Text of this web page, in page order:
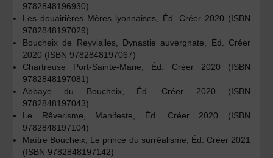
9782848196930)
Les douairières Mères lyonnaises, Éd. Créer 2020 (ISBN
9782848197029)
Boucheix de Reyvialles, Dynastie auvergnate, Éd. Créer
2020 (ISBN 9782848197067)
Chartreuse Port-Sainte-Marie, Éd. Créer 2020 (ISBN
9782848197081)
Abbaye du Boucheix, Éd. Créer 2020 (ISBN
9782848197043)
Le Rêverisme, Manifeste, Éd. Créer 2020 (ISBN
9782848197104)
Maître Boucheix, Le prince du surréalisme, Éd. Créer 2021
(ISBN 9782848197142)